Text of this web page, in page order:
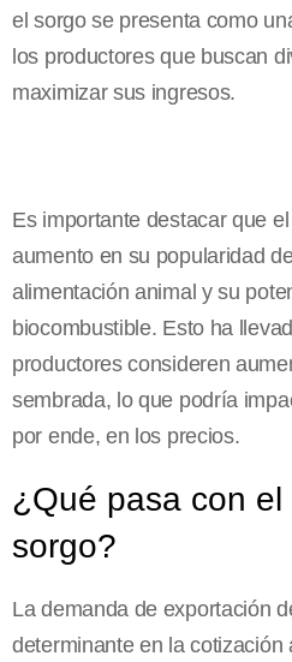
el sorgo se presenta como
los productores que buscan
maximizar sus ingresos.
Es importante destacar que
aumento en su popularidad
alimentación animal y su
biocombustible. Esto ha
productores consideren
sembrada, lo que podría
por ende, en los precios.
¿Qué pasa con el
sorgo?
La demanda de exportación
determinante en la cotización